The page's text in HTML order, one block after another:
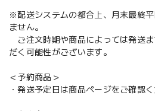
※配送システムの都合上、月末最終
ません。
ご注文時期や商品によっては発送
だく可能性がございます。
＜予約商品＞
・発送予定日は商品ページをご確認く